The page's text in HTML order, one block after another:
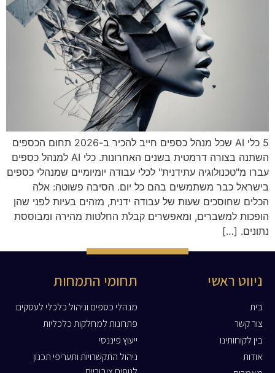
5 כלי AI שכל מנהל כספים חייב להכיר ב-2026 תחום הכספים
השתנה בצורה דרמטית בשנים האחרונות. כלי AI למנהל כספים
עברו מ"טכנולוגיה עתידנית" לכלי עבודה יומיומיים שמנהלי כספים
בישראל כבר משתמשים בהם כל יום. הסיבה פשוטה: אלה
הכלים שחוסכים שעות של עבודה ידנית, מזהים בעיות לפני שהן
הופכות למשברים, ומאפשרים קבלת החלטות מהירה ומבוססת
נתונים. […]
ניווט ראשי
בית
צור קשר
בין לקוחותינו
אודות
תחומי התמחות
מנהלי כספים וניהול כלכלי לעסקים
פתרונות למחלקות כלכליות
ייעוץ פיננסי
ניהול התקשרויות ותעריפי תכנון